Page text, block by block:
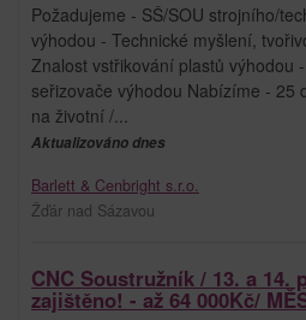
Požadujeme - SŠ/SOU strojního/
výhodou - Technické myšlení,
Znalost vstřikování plastů výhodou
seřizovače výhodou Nabízíme - 25
na životní /...
Aktualizováno dnes
Barlett & Cenbright s.r.o.
Žďár nad Sázavou
CNC Soustružník / 13. a 14.
zajištěno! - až 64 000Kč/